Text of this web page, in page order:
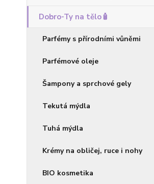
Dobro-Ty na tělo🧴
Parfémy s přírodními vůněmi
Parfémové oleje
Šampony a sprchové gely
Tekutá mýdla
Tuhá mýdla
Krémy na obličej, ruce i nohy
BIO kosmetika